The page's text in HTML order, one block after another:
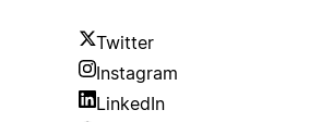
Twitter
Instagram
LinkedIn